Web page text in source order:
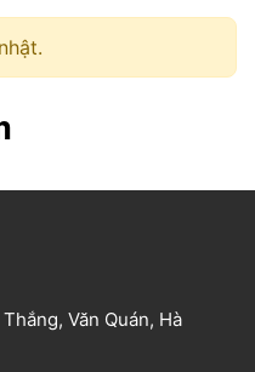
Văn Quán, Hà